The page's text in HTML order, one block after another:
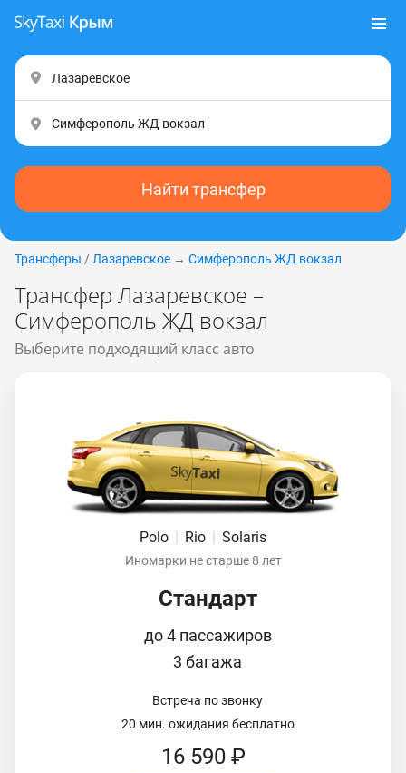
Найти трансфер
Трансферы / Лазаревское → Симферополь ЖД вокзал
Трансфер Лазаревское –
Симферополь ЖД вокзал
Выберите подходящий класс авто
Polo | Rio | Solaris
Иномарки не старше 8 лет
Стандарт
до 4 пассажиров
3 багажа
Встреча по звонку
20 мин. ожидания бесплатно
16 590 ₽